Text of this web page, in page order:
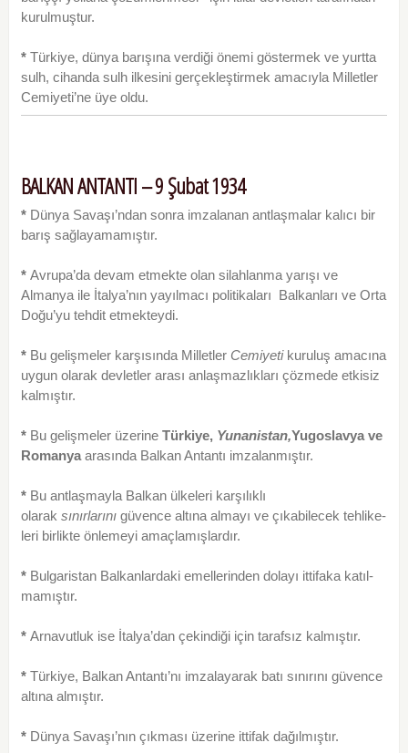
kurulmuştur.
* Türkiye, dünya barışına verdiği önemi göstermek ve yurtta
sulh, cihanda sulh ilkesini gerçekleştirmek amacıyla Milletler
Cemiyeti’ne üye oldu.
BALKAN ANTANTI – 9 Şubat 1934
* Dünya Savaşı’ndan sonra imzalanan antlaşmalar kalıcı bir
barış sağlayamamıştır.
* Avrupa’da devam etmekte olan silahlanma yarışı ve
Almanya ile İtalya’nın yayılmacı politikaları Balkanları ve Orta
Doğu’yu tehdit etmekteydi.
* Bu gelişmeler karşısında Milletler Cemiyeti kuruluş amacına
uygun olarak devletler arası anlaşmazlıkları çözmede etkisiz
kalmıştır.
* Bu gelişmeler üzerine Türkiye, Yunanistan,Yugoslavya ve
Romanya arasında Balkan Antantı imzalanmıştır.
* Bu antlaşmayla Balkan ülkeleri karşılıklı
olarak sınırlarını güvence altına almayı ve çıkabilecek tehlike-
leri birlikte önlemeyi amaçlamışlardır.
* Bulgaristan Balkanlardaki emellerinden dolayı ittifaka katıl­
mamıştır.
* Arnavutluk ise İtalya’dan çekindiği için tarafsız kalmıştır.
* Türkiye, Balkan Antantı’nı imzalayarak batı sınırını güvence
altına almıştır.
* Dünya Savaşı’nın çıkması üzerine ittifak dağılmıştır.